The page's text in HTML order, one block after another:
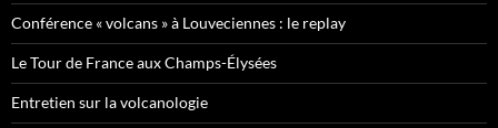
Conférence « volcans » à Louveciennes : le replay
Le Tour de France aux Champs-Élysées
Entretien sur la volcanologie